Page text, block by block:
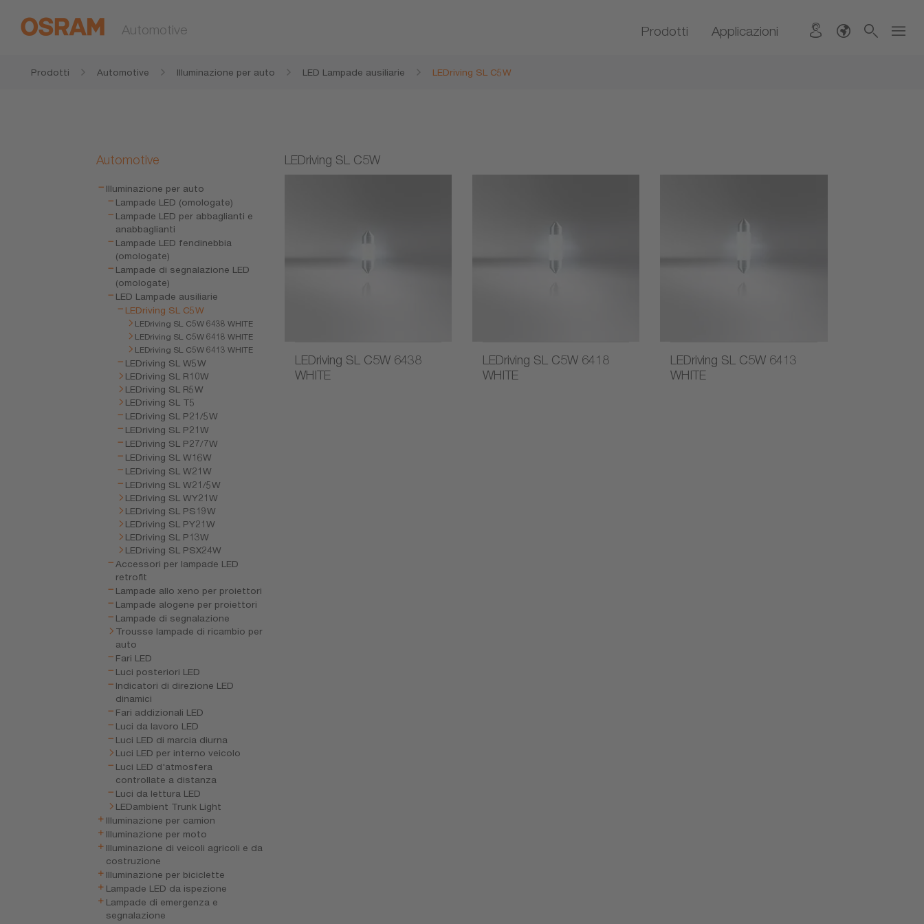
Automotive Prodotti Applicazioni
Prodotti Automotive Illuminazione per auto LED Lampade ausiliarie LEDriving SL C5W
Automotive
Illuminazione per auto
Lampade LED (omologate)
Lampade LED per abbaglianti e
anabbaglianti
Lampade LED fendinebbia
(omologate)
Lampade di segnalazione LED
(omologate)
LED Lampade ausiliarie
LEDriving SL C5W
LEDriving SL C5W 6438 WHITE
LEDriving SL C5W 6418 WHITE
LEDriving SL C5W 6413 WHITE
LEDriving SL W5W
LEDriving SL R10W
LEDriving SL R5W
LEDriving SL T5
LEDriving SL P21/5W
LEDriving SL P21W
LEDriving SL P27/7W
LEDriving SL W16W
LEDriving SL W21W
LEDriving SL W21/5W
LEDriving SL WY21W
LEDriving SL PS19W
LEDriving SL PY21W
LEDriving SL P13W
LEDriving SL PSX24W
Accessori per lampade LED
retrofit
Lampade allo xeno per proiettori
Lampade alogene per proiettori
Lampade di segnalazione
Trousse lampade di ricambio per
auto
Fari LED
Luci posteriori LED
Indicatori di direzione LED
dinamici
Fari addizionali LED
Luci da lavoro LED
Luci LED di marcia diurna
Luci LED per interno veicolo
Luci LED d'atmosfera
controllate a distanza
Luci da lettura LED
LEDambient Trunk Light
Illuminazione per camion
Illuminazione per moto
Illuminazione di veicoli agricoli e da
costruzione
Illuminazione per biciclette
Lampade LED da ispezione
Lampade di emergenza e
segnalazione
LEDriving SL C5W
LEDriving SL C5W 6438
WHITE
LEDriving SL C5W 6418
WHITE
LEDriving SL C5W 6413
WHITE